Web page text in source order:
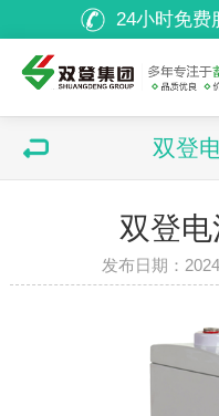
24小时免费
双登
双登
发布日期：